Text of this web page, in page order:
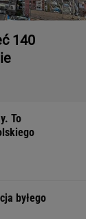
140
To
byłego